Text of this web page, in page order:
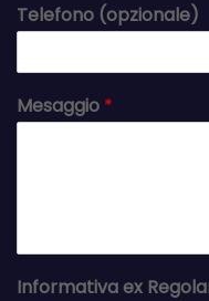
Telefono (opzionale)
Mesaggio *
Informativa ex